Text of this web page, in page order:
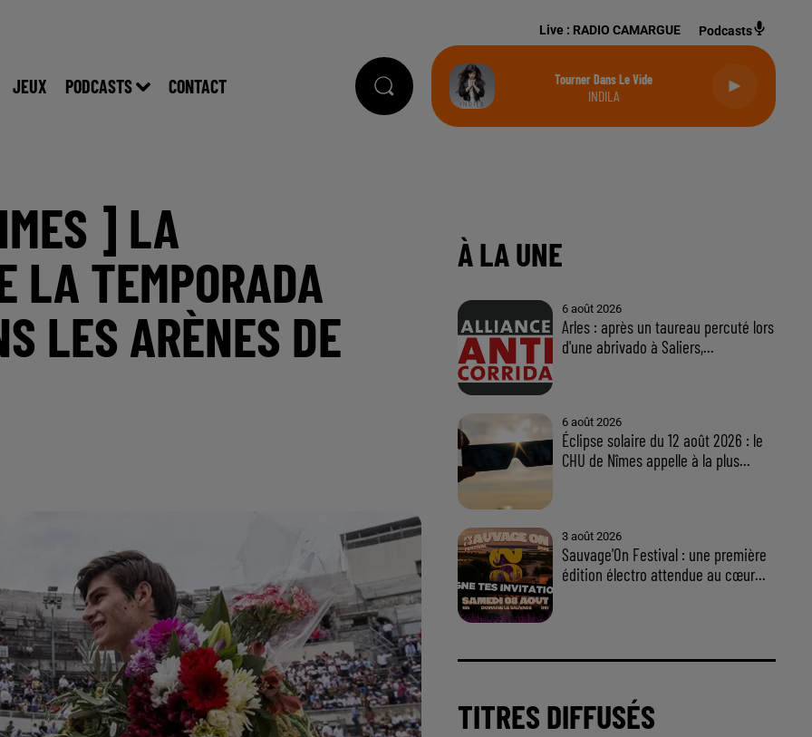
JEUX PODCASTS CONTACT
Live : RADIO CAMARGUE Podcasts
Tourner Dans Le Vide
INDILA
] LA
LA TEMPORADA
LES ARÈNES DE
À LA UNE
6 août 2026
Arles : après un taureau percuté lors
d'une abrivado à Saliers,...
6 août 2026
Éclipse solaire du 12 août 2026 : le
CHU de Nîmes appelle à la plus...
3 août 2026
Sauvage'On Festival : une première
édition électro attendue au cœur...
TITRES DIFFUSÉS